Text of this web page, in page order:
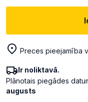
Preces pieejamība
Ir noliktavā.
Plānotais piegādes
augusts